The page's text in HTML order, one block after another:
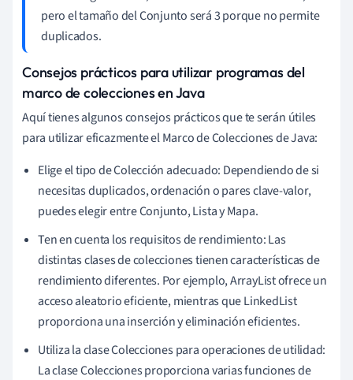
pero el tamaño del Conjunto será 3 porque no permite
duplicados.
Consejos prácticos para utilizar programas del
marco de colecciones en Java
Aquí tienes algunos consejos prácticos que te serán útiles
para utilizar eficazmente el Marco de Colecciones de Java:
Elige el tipo de Colección adecuado: Dependiendo de si
necesitas duplicados, ordenación o pares clave-valor,
puedes elegir entre Conjunto, Lista y Mapa.
Ten en cuenta los requisitos de rendimiento: Las
distintas clases de colecciones tienen características de
rendimiento diferentes. Por ejemplo, ArrayList ofrece un
acceso aleatorio eficiente, mientras que LinkedList
proporciona una inserción y eliminación eficientes.
Utiliza la clase Colecciones para operaciones de utilidad:
La clase Colecciones proporciona varias funciones de